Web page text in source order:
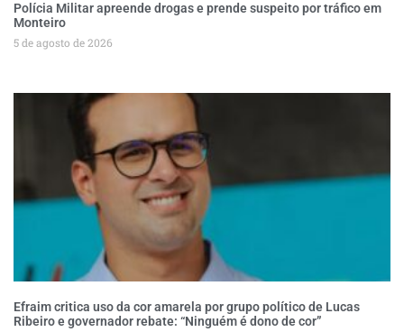
Polícia Militar apreende drogas e prende suspeito por tráfico em
Monteiro
5 de agosto de 2026
Efraim critica uso da cor amarela por grupo político de Lucas
Ribeiro e governador rebate: “Ninguém é dono de cor”